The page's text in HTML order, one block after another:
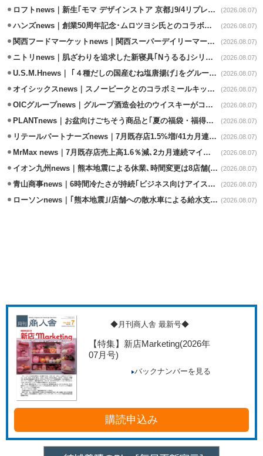
ロフトnews｜新生｢モマ デザインストア 京都｣9/4リプレイスオープン (2026.08.07)
ハンズnews｜創業50周年記念･ムロツヨシ氏とのコラボ企画｢ムロハンズ｣開催 (2026.08.07)
関西フードマーケットnews｜関西スーパーデイリーマート蒲生店8/7改装 (2026.08.07)
ニトリnews｜肌ざわりを追求した新寝具｢Nうるる｣シリーズを発売 (2026.08.07)
U.S.M.Hnews｜ ｢４種だしの国産むね塩唐揚げ｣をグループ610店で共同販促 (2026.08.07)
オイシックスnews｜スノーピークとのコラボミールキット8/13発売 (2026.08.07)
OICグループnews｜グループ酒造会社のウイスキーがコンペティション受賞 (2026.08.07)
PLANTnews｜お盆向けごちそう商品と｢夏の福袋・福得カート｣8/8から開催 (2026.08.07)
リテールパートナーズnews｜7月既存店1.5%増/41カ月連続増 (2026.08.07)
MrMax news｜7月既存店売上高1.6％減､2カ月連続マイナス (2026.08.07)
イオン九州news｜熊本地震による休業､時間変更は8店舗(8/7時点) (2026.08.07)
青山商事news｜6時間冷たさが持続｢ビジネス向けアイスベスト｣発売 (2026.08.07)
ローソンnews｜｢熊本地震｣/店舗への散水車による給水支援を開始 (2026.08.07)
◆月刊商人舎 最新号◆
【特集】新店Marketing(2026年
07月号)
バックナンバーを見る
購読申込み